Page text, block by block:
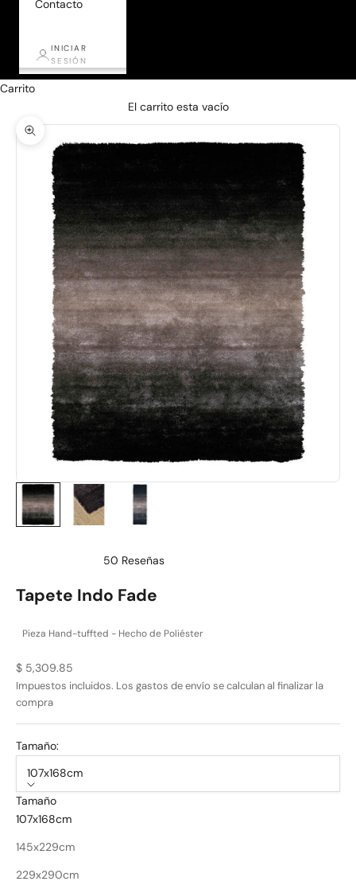
Contacto
INICIAR
SESIÓN
Carrito
El carrito esta vacío
Zoom
de
5
50 Reseñas
Tapete Indo Fade
Pieza Hand-tuffted - Hecho de Poliéster
Precio de oferta
$ 5,309.85
Impuestos incluidos. Los gastos de envío se calculan al finalizar la
compra
Tamaño:
107x168cm
Tamaño
107x168cm
145x229cm
229x290cm